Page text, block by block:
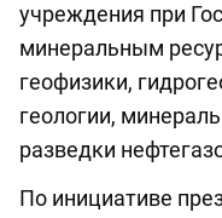
учреждения при
минеральным
геофизики,
геологии,
разведки
По инициативе